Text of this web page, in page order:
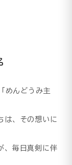
めんどうみ主
は、その想いに
、毎日真剣に伴